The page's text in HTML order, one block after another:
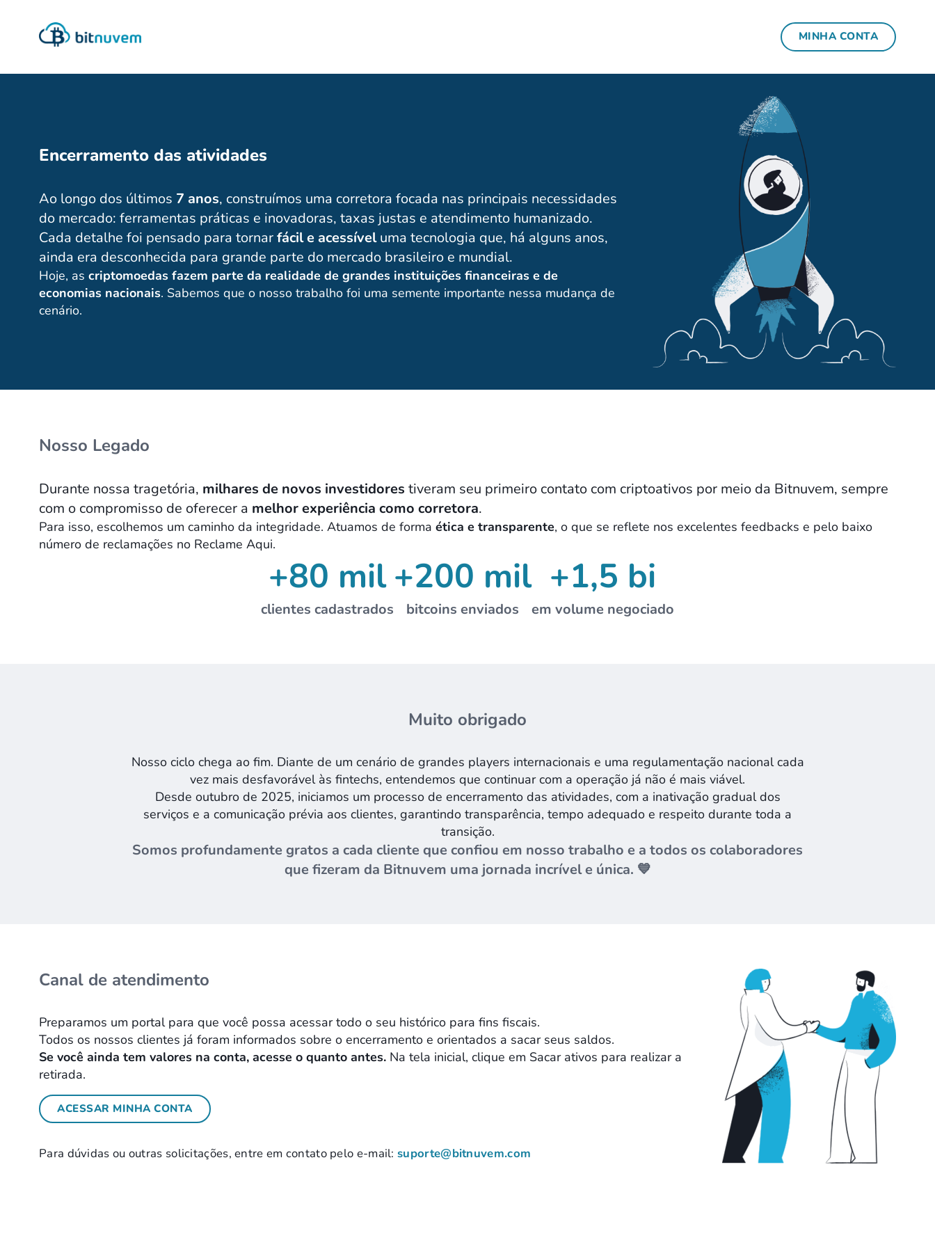
MINHA CONTA
Encerramento das atividades
Ao longo dos últimos 7 anos, construímos uma corretora focada nas principais necessidades
do mercado: ferramentas práticas e inovadoras, taxas justas e atendimento humanizado.
Cada detalhe foi pensado para tornarfácil e acessíveluma tecnologia que, há alguns anos,
ainda era desconhecida para grande parte do mercado brasileiro e mundial.
Hoje, as criptomoedas fazem parte da realidade de grandes instituições financeiras e de
economias nacionais. Sabemos que o nosso trabalho foi uma semente importante nessa mudança de
cenário.
Nosso Legado
Durante nossa tragetória, milhares de novos investidores tiveram seu primeiro contato com criptoativos por meio da Bitnuvem, sempre
com o compromisso de oferecer a melhor experiência como corretora.
Para isso, escolhemos um caminho da integridade. Atuamos de forma ética e transparente, o que se reflete nos excelentes feedbacks e pelo baixo
número de reclamações no Reclame Aqui.
+80 mil
clientes cadastrados
+200 mil
bitcoins enviados
+1,5 bi
em volume negociado
Muito obrigado
Nosso ciclo chega ao fim. Diante de um cenário de grandes players internacionais e uma regulamentação nacional cada
vez mais desfavorável às fintechs, entendemos que continuar com a operação já não é mais viável.
Desde outubro de 2025, iniciamos um processo de encerramento das atividades, com a inativação gradual dos
serviços e a comunicação prévia aos clientes, garantindo transparência, tempo adequado e respeito durante toda a
transição.
Somos profundamente gratos a cada cliente que confiou em nosso trabalho e a todos os colaboradores
que fizeram da Bitnuvem uma jornada incrível e única. 💙
Canal de atendimento
Preparamos um portal para que você possa acessar todo o seu histórico para fins fiscais.
Todos os nossos clientes já foram informados sobre o encerramento e orientados a sacar seus saldos.
Se você ainda tem valores na conta, acesse o quanto antes. Na tela inicial, clique em Sacar ativos para realizar a
retirada.
ACESSAR MINHA CONTA
Para dúvidas ou outras solicitações, entre em contato pelo e-mail:suporte@bitnuvem.com